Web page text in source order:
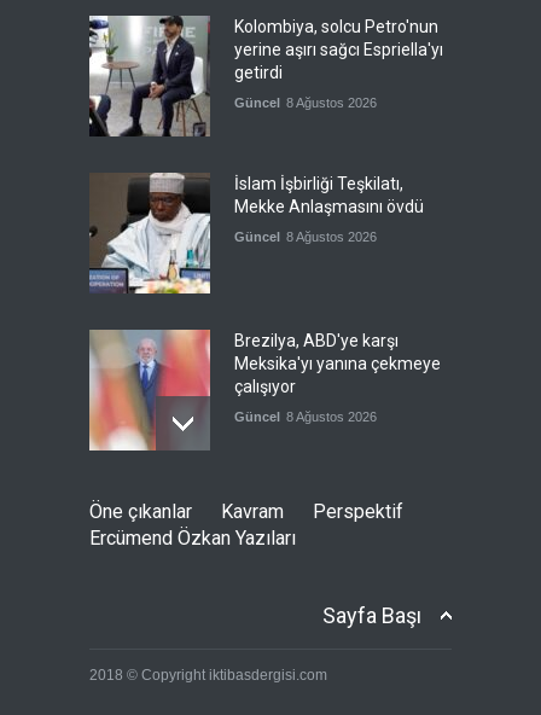
Kolombiya, solcu Petro'nun
yerine aşırı sağcı Espriella'yı
getirdi
Güncel 8 Ağustos 2026
İslam İşbirliği Teşkilatı,
Mekke Anlaşmasını övdü
Güncel 8 Ağustos 2026
Brezilya, ABD'ye karşı
Meksika'yı yanına çekmeye
çalışıyor
Güncel 8 Ağustos 2026
Libya'da rafineriye İHA
saldırısı
ABD Askeri" Yapma Paktı
Öne çıkanlar Kavram
Perspektif
Ercümend Özkan Yazıları
Sayfa Başı
2018 © Copyright iktibasdergisi.com